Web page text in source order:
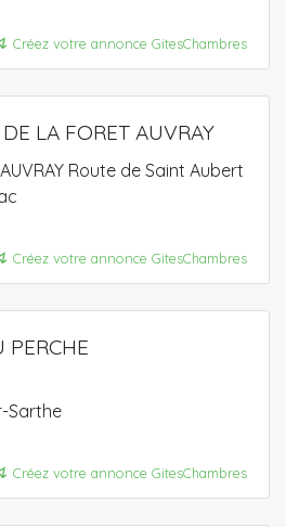
Créez votre annonce GitesChambres
LA FORET AUVRAY
Route de Saint Aubert
Créez votre annonce GitesChambres
PERCHE
Sarthe
Créez votre annonce GitesChambres